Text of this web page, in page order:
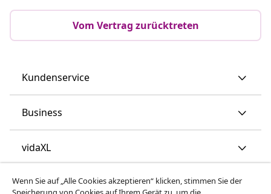
Vom Vertrag zurücktreten
Kundenservice
Business
vidaXL
Mehr entdecken
Wenn Sie auf „Alle Cookies akzeptieren“ klicken, stimmen Sie der